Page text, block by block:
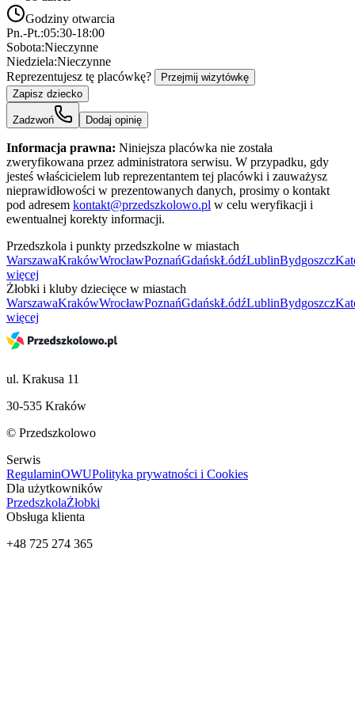
Godziny otwarcia
Pn.-Pt.:05:30-18:00
Sobota:Nieczynne
Niedziela:Nieczynne
Reprezentujesz tę placówkę?
Przejmij wizytówkę
Zapisz dziecko
Zadzwoń Dodaj opinię
Informacja prawna: Niniejsza placówka nie została
zweryfikowana przez administratora serwisu. W przypadku, gdy
jesteś właścicielem lub reprezentantem tej placówki i zauważysz
nieprawidłowości w prezentowanych danych, prosimy o kontakt
pod adresem kontakt@przedszkolowo.pl w celu weryfikacji i
ewentualnej korekty informacji.
Przedszkola i punkty przedszkolne w miastach
WarszawaKrakówWrocławPoznańGdańskŁódźLublinBydgoszcz
więcej
Żłobki i kluby dziecięce w miastach
WarszawaKrakówWrocławPoznańGdańskŁódźLublinBydgoszcz
więcej
ul. Krakusa 11
30-535 Kraków
© Przedszkolowo
Serwis
RegulaminOWUPolityka prywatności i Cookies
Dla użytkowników
PrzedszkolaŻłobki
Obsługa klienta
+48 725 274 365